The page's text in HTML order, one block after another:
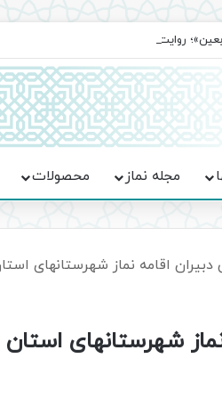
روایت حماسه، استقامت و تمدن‌سازی
مجله نماز محصولات
دبیران اقامه نماز شهرستانهای
شهرستانهای